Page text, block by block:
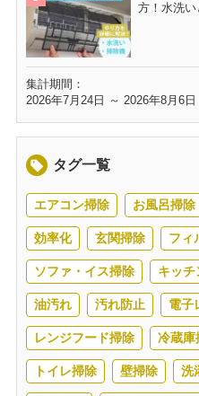
方！水洗
集計期間：
2026年7月24日 ～ 2026年8月6日
タグ一覧
エアコン掃除 お風呂掃除
効率化 玄関掃除 フィ
ソファ・イス掃除 キッチ
油汚れ 汚れ防止 電子
レンジフード掃除 冷蔵庫
トイレ掃除 壁掃除 洗